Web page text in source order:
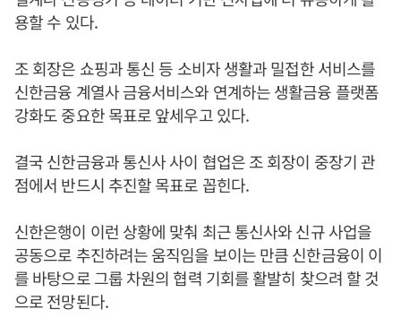
용할 수 있다.
조 회장은 쇼핑과 통신 등 소비자 생활과 밀접한 서비스를
신한금융 계열사 금융서비스와 연계하는 생활금융 플랫폼
강화도 중요한 목표로 앞세우고 있다.
결국 신한금융과 통신사 사이 협업은 조 회장이 중장기 관
점에서 반드시 추진할 목표로 꼽힌다.
신한은행이 이런 상황에 맞춰 최근 통신사와 신규 사업을
공동으로 추진하려는 움직임을 보이는 만큼 신한금융이 이
를 바탕으로 그룹 차원의 협력 기회를 활발히 찾으려 할 것
으로 전망된다.